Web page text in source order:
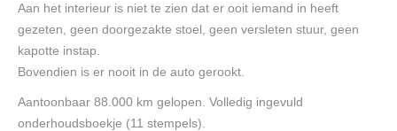
Aan het interieur is niet te zien dat er ooit iemand in heeft
gezeten, geen doorgezakte stoel, geen versleten stuur, geen
kapotte instap.
Bovendien is er nooit in de auto gerookt.
Aantoonbaar 88.000 km gelopen. Volledig ingevuld
onderhoudsboekje (11 stempels).